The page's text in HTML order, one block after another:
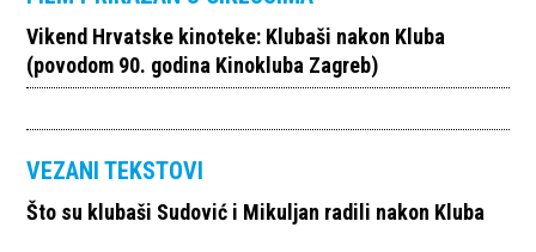
Vikend Hrvatske kinoteke: Klubaši nakon Kluba
(povodom 90. godina Kinokluba Zagreb)
VEZANI TEKSTOVI
Što su klubaši Sudović i Mikuljan radili nakon Kluba